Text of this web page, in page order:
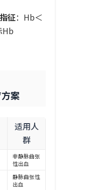
征：Hb＜
Hb
案
适用人
群
非静脉曲张
性出血
静脉曲张性
出血